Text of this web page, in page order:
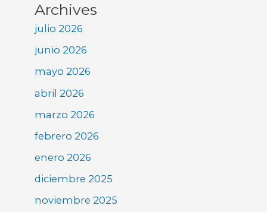
Archives
julio 2026
junio 2026
mayo 2026
abril 2026
marzo 2026
febrero 2026
enero 2026
diciembre 2025
noviembre 2025